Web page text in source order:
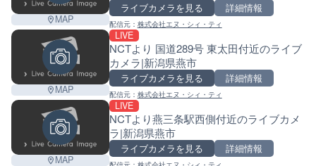
MAP
ライブカメラを見る 詳細情報
配信元： 株式会社エヌ・シィ・ティ
MAP
LIVE
NCTより 国道289号 東太田付近のライブ
カメラ|新潟県燕市
ライブカメラを見る 詳細情報
配信元： 株式会社エヌ・シィ・ティ
MAP
LIVE
NCTより燕三条駅西側付近のライブカメ
ラ|新潟県燕市
ライブカメラを見る 詳細情報